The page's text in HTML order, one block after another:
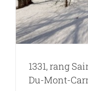
1331, rang
Du-Mont-